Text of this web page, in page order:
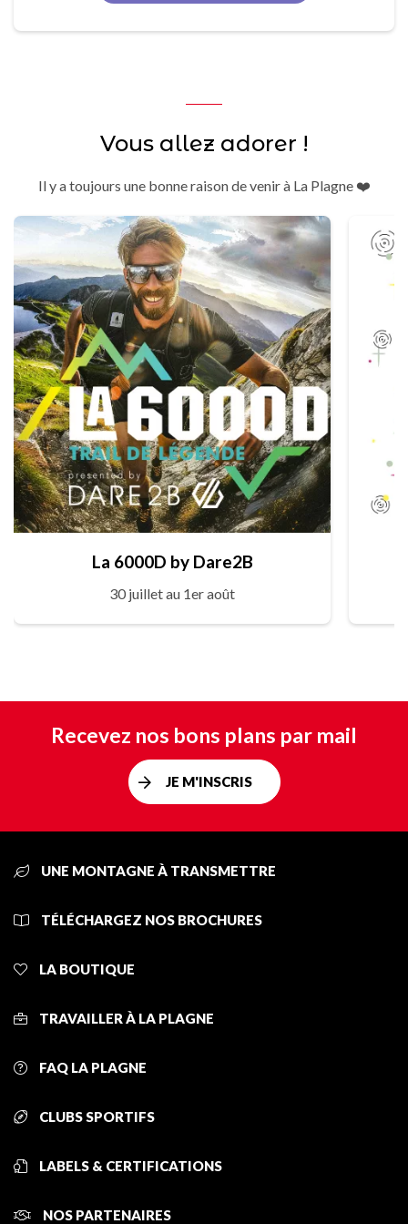
Vous allez adorer !
Il y a toujours une bonne raison de venir à La Plagne ❤️
La 6000D by Dare2B
30 juillet au 1er août
Recevez nos bons plans par mail
JE M'INSCRIS
UNE MONTAGNE À TRANSMETTRE
TÉLÉCHARGEZ NOS BROCHURES
LA BOUTIQUE
TRAVAILLER À LA PLAGNE
FAQ LA PLAGNE
CLUBS SPORTIFS
LABELS & CERTIFICATIONS
NOS PARTENAIRES